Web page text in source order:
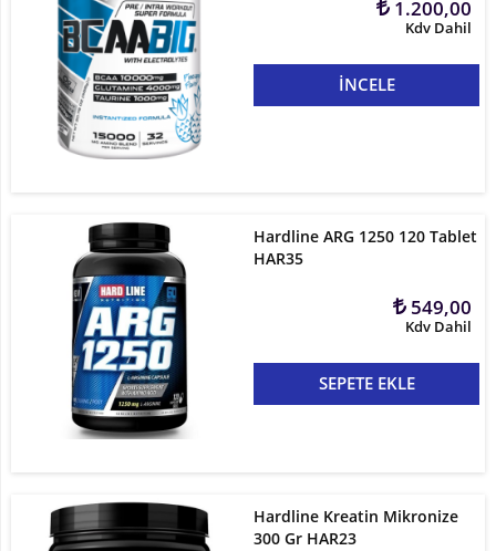
1.200,00
Kdv Dahil
İNCELE
Hardline ARG 1250 120 Tablet
HAR35
549,00
Kdv Dahil
SEPETE EKLE
Hardline Kreatin Mikronize
300 Gr HAR23